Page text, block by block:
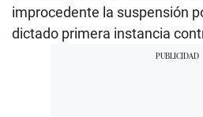
improcedente la suspensión
dictado primera instancia